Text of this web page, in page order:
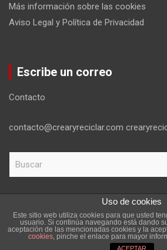
Más información sobre las cookies
Aviso Legal y Política de Privacidad
Escribe un correo
Contacto
contacto@crearyreciclar.com
c
Copyright ©2026
Aviso Legal y
Tema por:Theme Horse Funciona
Uso de cookies
Este sitio web utiliza cookies para que usted
usuario. Si continúa navegando está dando
aceptación de las mencionadas cookies y la
cookies, pinche el enlace para mayor
ACEPTAR